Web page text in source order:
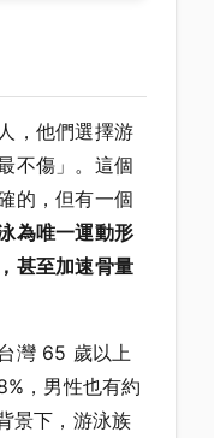
，他們選擇游
不傷」。這個
的，但有一個
為唯一運動形
甚至加速骨量
灣 65 歲以上
，男性也有約
景下，游泳族